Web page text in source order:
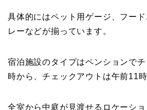
具体的にはペット用ゲージ、フー
レーなどが揃っています。
宿泊施設のタイプはペンションで
時から、チェックアウトは午前11時
全室から中庭が見渡せるロケーシ